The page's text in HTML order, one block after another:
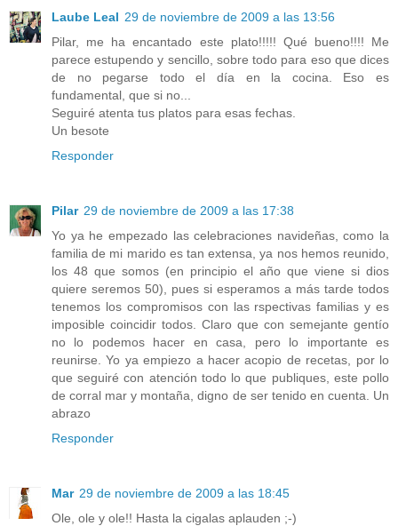
Laube Leal 29 de noviembre de 2009 a las 13:56
Pilar, me ha encantado este plato!!!!! Qué bueno!!!! Me
parece estupendo y sencillo, sobre todo para eso que dices
de no pegarse todo el día en la cocina. Eso es
fundamental, que si no...
Seguiré atenta tus platos para esas fechas.
Un besote
Responder
Pilar 29 de noviembre de 2009 a las 17:38
Yo ya he empezado las celebraciones navideñas, como la
familia de mi marido es tan extensa, ya nos hemos reunido,
los 48 que somos (en principio el año que viene si dios
quiere seremos 50), pues si esperamos a más tarde todos
tenemos los compromisos con las rspectivas familias y es
imposible coincidir todos. Claro que con semejante gentío
no lo podemos hacer en casa, pero lo importante es
reunirse. Yo ya empiezo a hacer acopio de recetas, por lo
que seguiré con atención todo lo que publiques, este pollo
de corral mar y montaña, digno de ser tenido en cuenta. Un
abrazo
Responder
Mar 29 de noviembre de 2009 a las 18:45
Ole, ole y ole!! Hasta la cigalas aplauden ;-)